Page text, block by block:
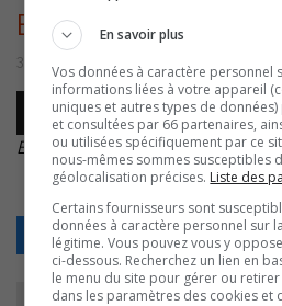
ERIC BLOUIN – 30
30 novembre 2022 | Par Équipe CJSO
Lecteur
audio
00:00
ERIC BLOUIN – 30 NOVEMBRE –
Retour
En savoir plus
Vos données à caractère personnel
informations liées à votre appareil
uniques et autres types de
et consultées par 66 partenaires,
ou utilisées spécifiquement par ce
nous-mêmes sommes susceptibles
géolocalisation précises. Liste des
Certains fournisseurs sont
données à caractère personnel sur
légitime. Vous pouvez vous y
ci-dessous. Recherchez un lien en
le menu du site pour gérer ou
dans les paramètres des cookies et